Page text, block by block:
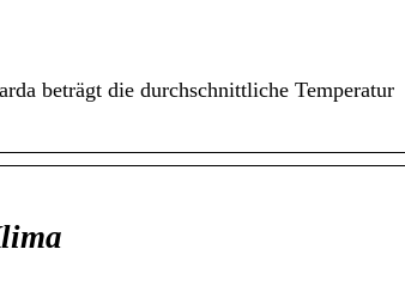
beträgt die durchschnittliche Temperatur